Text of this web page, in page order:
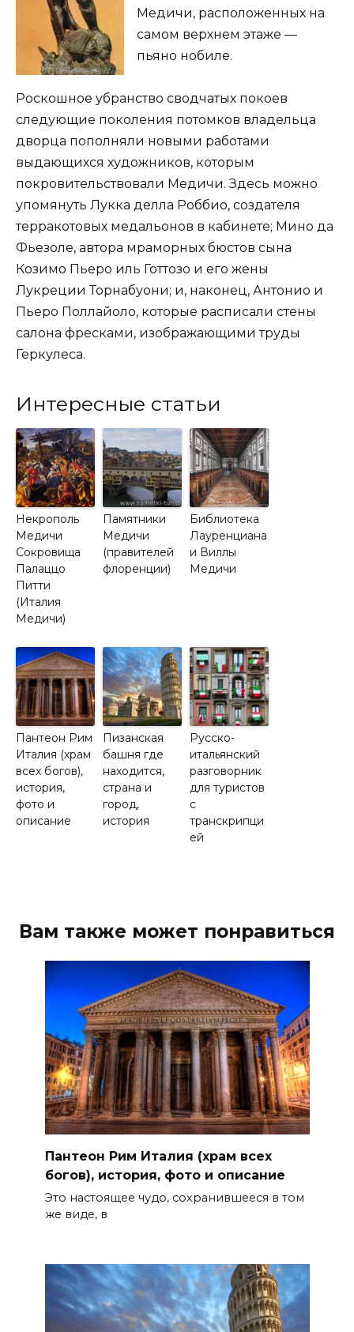
Медичи, расположенных на
самом верхнем этаже —
пьяно нобиле.
Роскошное убранство сводчатых покоев
следующие поколения потомков владельца
дворца пополняли новыми работами
выдающихся художников, которым
покровительствовали Медичи. Здесь можно
упомянуть Лукка делла Роббио, создателя
терракотовых медальонов в кабинете; Мино да
Фьезоле, автора мраморных бюстов сына
Козимо Пьеро иль Готтозо и его жены
Лукреции Торнабуони; и, наконец, Антонио и
Пьеро Поллайоло, которые расписали стены
салона фресками, изображающими труды
Геркулеса.
Интересные статьи
Некрополь
Медичи
Сокровища
Палаццо
Питти
(Италия
Медичи)
Памятники
Медичи
(правителей
флоренции)
Библиотека
Лауренциана
и Виллы
Медичи
Пантеон Рим
Италия (храм
всех богов),
история,
фото и
описание
Пизанская
башня где
находится,
страна и
город,
история
Русско-
итальянский
разговорник
для туристов
с
транскрипци
ей
Вам также может понравиться
Пантеон Рим Италия (храм всех
богов), история, фото и описание
Это настоящее чудо, сохранившееся в том
же виде, в